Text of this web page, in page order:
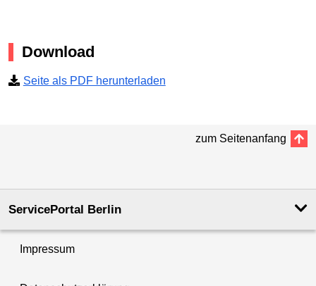
Download
Seite als PDF herunterladen
zum Seitenanfang
ServicePortal Berlin
Impressum